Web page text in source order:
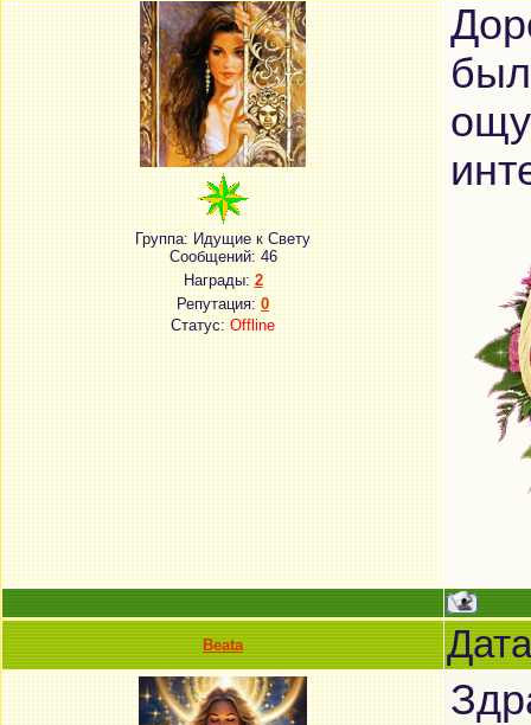
Группа: Идущие к Свету
Сообщений:46
Награды:2
Репутация:0
Статус:Offline
Beata